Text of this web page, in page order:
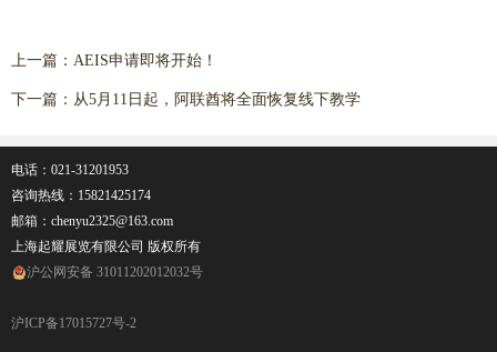
上一篇： AEIS申请即将开始！
下一篇： 从5月11日起，阿联酋将全面恢复线下教学
电话：021-31201953
咨询热线： 15821425174
邮箱：chenyu2325@163.com
上海起耀展览有限公司 版权所有
沪公网安备 31011202012032号
沪ICP备17015727号-2